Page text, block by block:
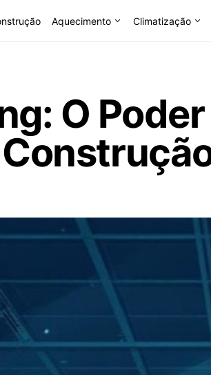
Aquecimento Climatização
O